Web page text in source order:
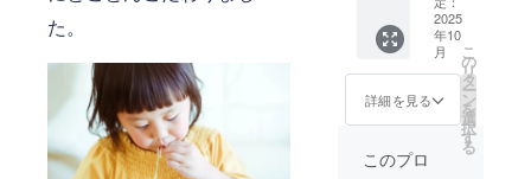
た。
産 馬鈴
薯でん
保存方
法：直
射日
光・高
温多湿
所にて
リ14食
セット
をお届
けしま
す。 お
礼の
付きで
す。 ※
2025
年10
月
詳細を見る
こ
の
リ
タ
ー
ン
を
選
択
す
る
このプロ